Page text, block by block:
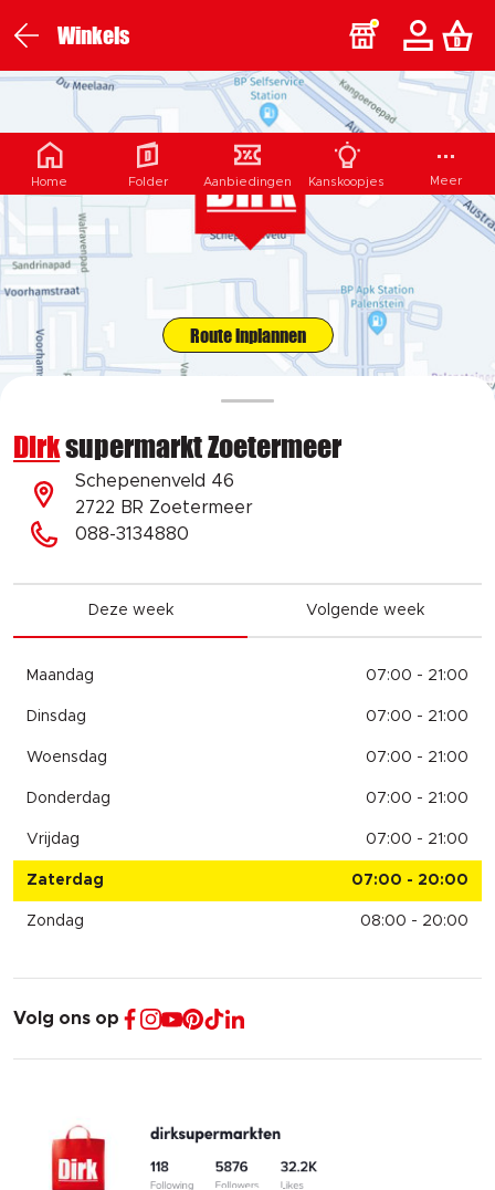
Winkels
Route inplannen
Dirksupermarkt Zoetermeer
Schepenenveld 46
2722 BR Zoetermeer
088-3134880
Deze week Volgende week
Maandag 07:00 - 21:00
Dinsdag 07:00 - 21:00
Woensdag 07:00 - 21:00
Donderdag 07:00 - 21:00
Vrijdag 07:00 - 21:00
Zaterdag 07:00 - 20:00
Zondag 08:00 - 20:00
Volg ons op
Home Folder Aanbiedingen Kanskoopjes Meer